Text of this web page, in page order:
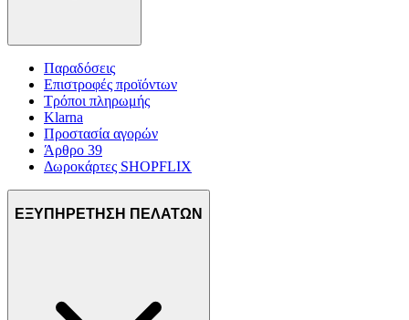
Παραδόσεις
Επιστροφές προϊόντων
Τρόποι πληρωμής
Klarna
Προστασία αγορών
Άρθρο 39
Δωροκάρτες SHOPFLIX
ΕΞΥΠΗΡΕΤΗΣΗ ΠΕΛΑΤΩΝ